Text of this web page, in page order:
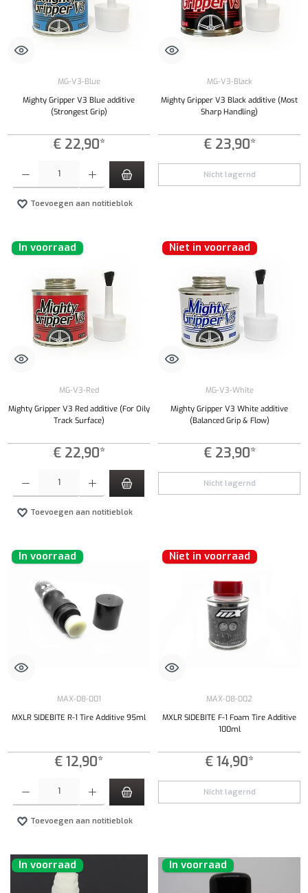
MG-V3-Blue
Mighty Gripper V3 Blue additive
(Strongest Grip)
€ 22,90*
Producthoeveelheid: Voer de gewenste hoeveelheid in of gebruik de knoppen om de
Toevoegen aan notitieblok
MG-V3-Black
Mighty Gripper V3 Black additive (Most
Sharp Handling)
€ 23,90*
Nicht lagernd
In voorraad
MG-V3-Red
Mighty Gripper V3 Red additive (For Oily
Track Surface)
€ 22,90*
Producthoeveelheid: Voer de gewenste hoeveelheid in of gebruik de knoppen om de
Toevoegen aan notitieblok
Niet in voorraad
MG-V3-White
Mighty Gripper V3 White additive
(Balanced Grip & Flow)
€ 23,90*
Nicht lagernd
In voorraad
MAX-08-001
MXLR SIDEBITE R-1 Tire Additive 95ml
€ 12,90*
Producthoeveelheid: Voer de gewenste hoeveelheid in of gebruik de knoppen om de
Toevoegen aan notitieblok
Niet in voorraad
MAX-08-002
MXLR SIDEBITE F-1 Foam Tire Additive
100ml
€ 14,90*
Nicht lagernd
In voorraad In voorraad